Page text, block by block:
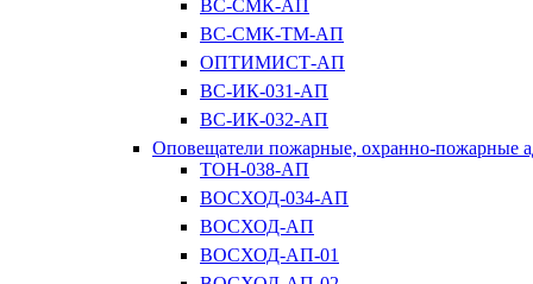
ВС-СМК-АП
ВС-СМК-ТМ-АП
ОПТИМИСТ-АП
ВС-ИК-031-АП
ВС-ИК-032-АП
Оповещатели пожарные, охранно-пожарные
ТОН-038-АП
ВОСХОД-034-АП
ВОСХОД-АП
ВОСХОД-АП-01